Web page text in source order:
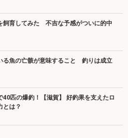
飼育してみた 不吉な予感がついに的中
る魚の亡骸が意味すること 釣りは成立
40匹の爆釣！【滋賀】 好釣果を支えたロ
とは？